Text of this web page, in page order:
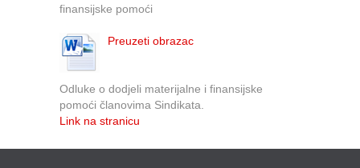
finansijske pomoći
Preuzeti obrazac
Odluke o dodjeli materijalne i finansijske
pomoći članovima Sindikata.
Link na stranicu